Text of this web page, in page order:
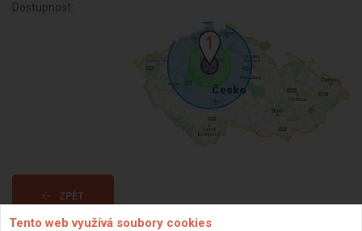
Dostupnost:
ZPĚT
Tento web využívá soubory cookies